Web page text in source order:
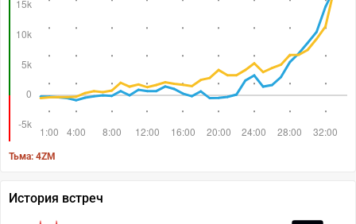
Тьма: 4ZM
История встреч